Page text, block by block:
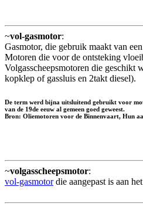
~vol-gasmotor:
Gasmotor, die gebruik maakt van
Motoren die voor de ontsteking
Volgasscheepsmotoren die
kopklep of gassluis en 2takt diesel).
De term werd bijna uitsluitend gebruikt voor
van de 19de eeuw al gemeen goed geweest.
Bron: Oliemotoren voor de Binnenvaart, Hun
~volgasscheepsmotor:
vol-gasmotordie aangepast is aan